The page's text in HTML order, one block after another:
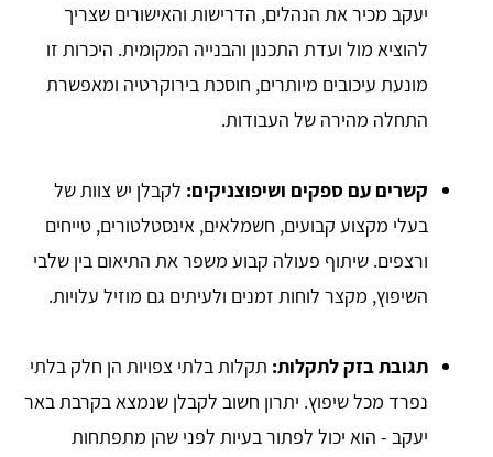
יעקב מכיר את הנהלים, הדרישות והאישורים שצריך
להוציא מול ועדת התכנון והבנייה המקומית. היכרות זו
מונעת עיכובים מיותרים, חוסכת בירוקרטיה ומאפשרת
התחלה מהירה של העבודות.
קשרים עם ספקים ושיפוצניקים: לקבלן יש צוות של
בעלי מקצוע קבועים, חשמלאים, אינסטלטורים, טייחים
ורצפים. שיתוף פעולה קבוע משפר את התיאום בין שלבי
השיפוץ, מקצר לוחות זמנים ולעיתים גם מוזיל עלויות.
תגובת בזק לתקלות: תקלות בלתי צפויות הן חלק בלתי
נפרד מכל שיפוץ. יתרון חשוב לקבלן שנמצא בקרבת באר
יעקב - הוא יכול לפתור בעיות לפני שהן מתפתחות